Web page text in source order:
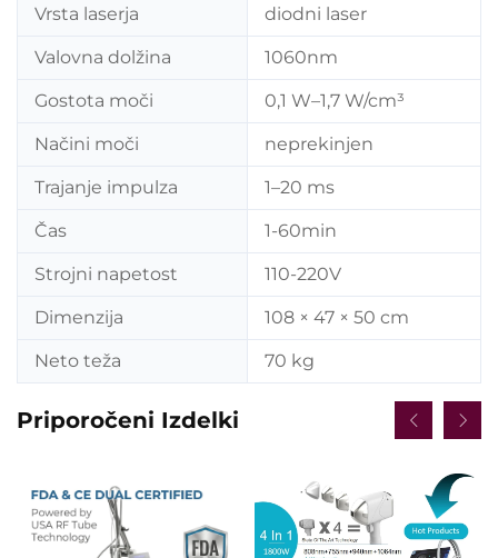
Vrsta laserja diodni laser
Valovna dolžina 1060nm
Gostota moči 0,1 W–1,7 W/cm³
Načini moči neprekinjen
Trajanje impulza 1–20 ms
Čas 1-60min
Strojni napetost 110-220V
Dimenzija 108 × 47 × 50 cm
Neto teža 70 kg
Priporočeni Izdelki